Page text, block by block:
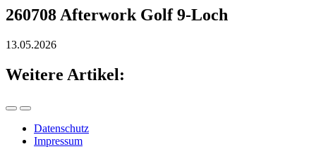
260708 Afterwork Golf 9-Loch
13.05.2026
Weitere Artikel:
Datenschutz
Impressum